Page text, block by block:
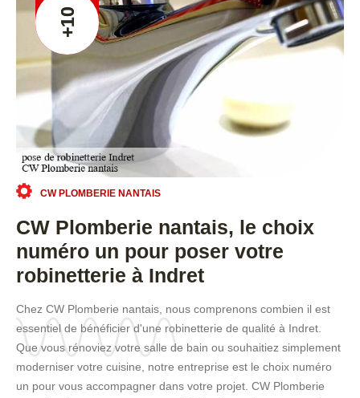
+10
CW PLOMBERIE NANTAIS
CW Plomberie nantais, le choix
numéro un pour poser votre
robinetterie à Indret
Chez CW Plomberie nantais, nous comprenons combien il est
essentiel de bénéficier d'une robinetterie de qualité à Indret.
Que vous rénoviez votre salle de bain ou souhaitiez simplement
moderniser votre cuisine, notre entreprise est le choix numéro
un pour vous accompagner dans votre projet. CW Plomberie